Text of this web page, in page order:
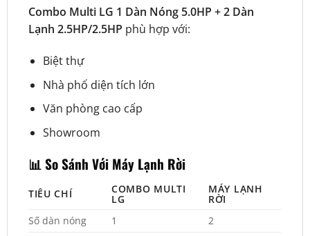
Combo Multi LG 1 Dàn Nóng 5.0HP + 2 Dàn
Lạnh 2.5HP/2.5HP phù hợp với:
Biệt thự
Nhà phố diện tích lớn
Văn phòng cao cấp
Showroom
📊 So Sánh Với Máy Lạnh Rời
TIÊU CHÍ COMBO MULTI
LG
MÁY LẠNH
RỜI
Số dàn nóng
1
2